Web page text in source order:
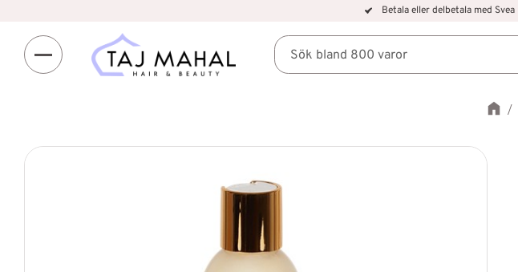
Betala eller delbetala med Svea